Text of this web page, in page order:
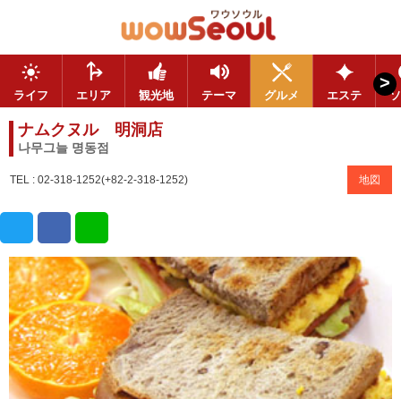
ライフ エリア 観光地 テーマ グルメ エステ
>
ナムクヌル 明洞店
나무그늘 명동점
TEL : 02-318-1252(+82-2-318-1252) 地図